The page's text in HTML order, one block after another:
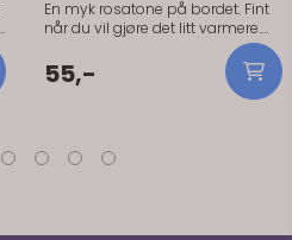
En myk rosatone på bordet. Fint
når du vil gjøre det litt varmere.
Fint når du vil få det på plass
raskt og enkelt. Den rosa tonen
passer godt sammen med hvitt
sertifisert) - Serie: Elegance
55,-